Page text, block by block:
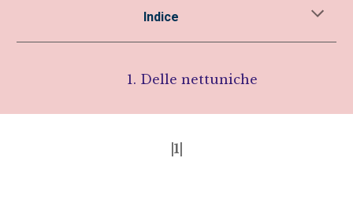
Indice
1. Delle nettuniche
|1|